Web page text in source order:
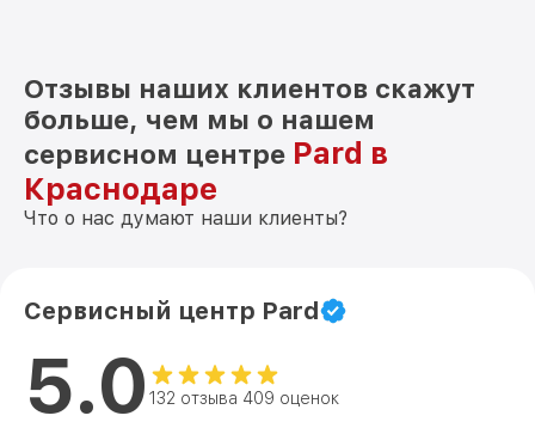
Отзывы наших клиентов скажут
больше, чем мы о нашем
сервисном центре Pard в
Краснодаре
Что о нас думают наши клиенты?
Сервисный центр Pard
5.0 132 отзыва 409 оценок